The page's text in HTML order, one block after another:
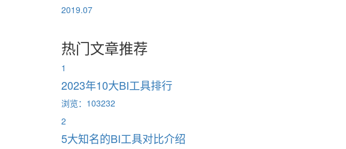
2019.07
热门文章推荐
1
2023年10大BI工具排行
浏览：103232
2
5大知名的BI工具对比介绍